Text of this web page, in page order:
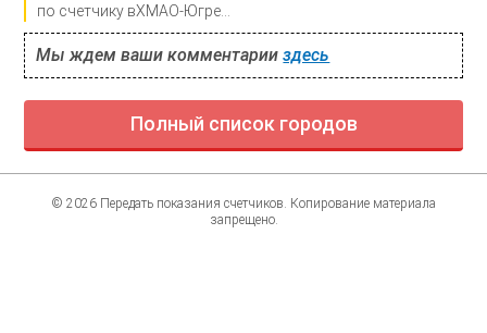
по счетчику вХМАО-Югре...
Мы ждем ваши комментарииздесь
Полный список городов
© 2026 Передать показания счетчиков. Копирование материала
запрещено.